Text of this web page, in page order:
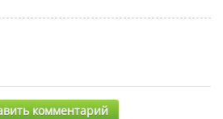
комментарий